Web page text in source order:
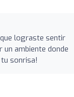
lograste sentir
ambiente donde
sonrisa!